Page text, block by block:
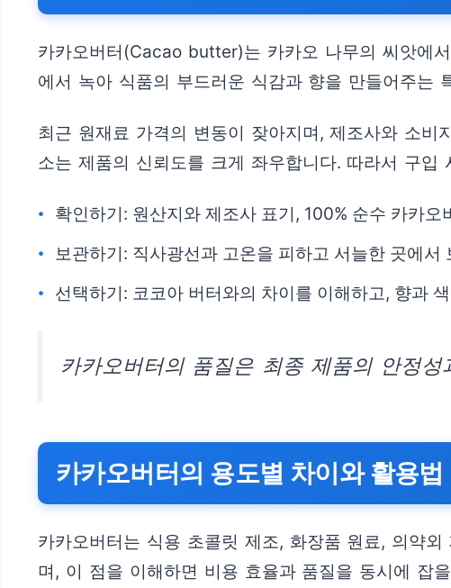
카카오버터(Cacao butter)는 카카오 나무의 씨앗에
에서 녹아 식품의 부드러운 식감과 향을 만들어주는
최근 원재료 가격의 변동이 잦아지며, 제조사와 소
소는 제품의 신뢰도를 크게 좌우합니다. 따라서 구
확인하기: 원산지와 제조사 표기, 100% 순수 카카오
보관하기: 직사광선과 고온을 피하고 서늘한 곳에서
선택하기: 코코아 버터와의 차이를 이해하고, 향과
카카오버터의 품질은 최종 제품의 안정
카카오버터의 용도별 차이와 활용법
카카오버터는 식용 초콜릿 제조, 화장품 원료, 의약
며, 이 점을 이해하면 비용 효율과 품질을 동시에 잡